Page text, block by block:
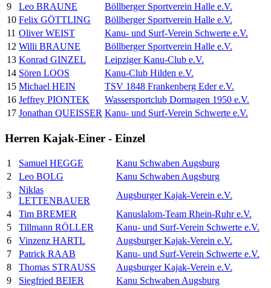
9
Leo BRAUNE
Böllberger Sportverein Halle e.V.
10 Felix GÖTTLING
Böllberger Sportverein Halle e.V.
11 Oliver WEIST
Kanu- und Surf-Verein Schwerte e.V.
12 Willi BRAUNE
Böllberger Sportverein Halle e.V.
13 Konrad GINZEL
Leipziger Kanu-Club e.V.
14 Sören LOOS
Kanu-Club Hilden e.V.
15 Michael HEIN
TSV 1848 Frankenberg Eder e.V.
16 Jeffrey PIONTEK
Wassersportclub Dormagen 1950 e.V.
17 Jonathan QUEISSER Kanu- und Surf-Verein Schwerte e.V.
Herren Kajak-Einer - Einzel
1 Samuel HEGGE
Kanu Schwaben Augsburg
2
Leo BOLG
Kanu Schwaben Augsburg
3
Niklas
LETTENBAUER
Augsburger Kajak-Verein e.V.
4
Tim BREMER
Kanuslalom-Team Rhein-Ruhr e.V.
5
Tillmann RÖLLER
Kanu- und Surf-Verein Schwerte e.V.
6
Vinzenz HARTL
Augsburger Kajak-Verein e.V.
7
Patrick RAAB
Kanu- und Surf-Verein Schwerte e.V.
8
Thomas STRAUSS
Augsburger Kajak-Verein e.V.
9
Siegfried BEIER
Kanu Schwaben Augsburg